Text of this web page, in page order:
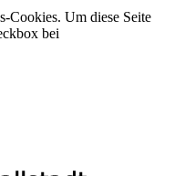
Cookies. Um diese Seite
bei